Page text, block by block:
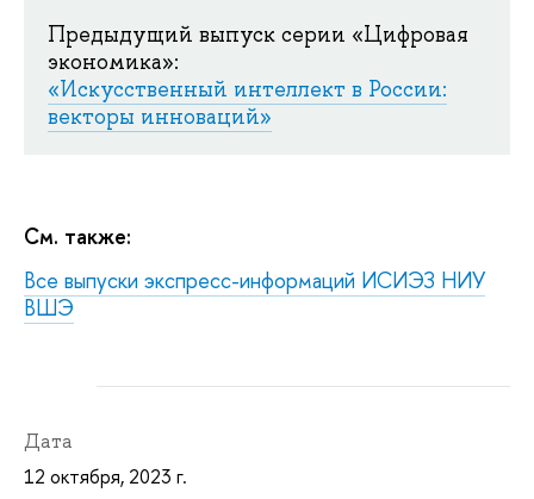
Предыдущий выпуск серии «Цифровая
экономика»:
«Искусственный интеллект в России:
векторы инноваций»
См. также:
Все выпуски экспресс-информаций ИСИЭЗ НИУ
ВШЭ
Дата
12 октября, 2023 г.